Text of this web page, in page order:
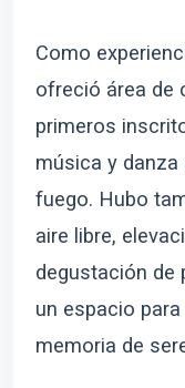
Como
ofreció área de
primeros
música y
fuego. Hubo
aire libre,
degustación de
un espacio
memoria de